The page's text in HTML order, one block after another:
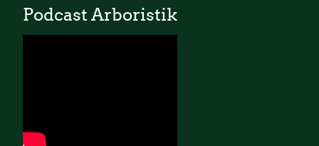
Podcast Arboristik